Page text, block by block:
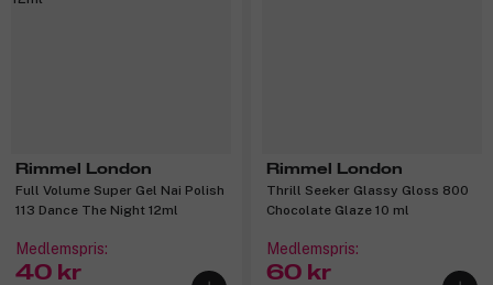
Rimmel London
Full Volume Super Gel Nai Polish
113 Dance The Night 12ml
Medlemspris:
40 kr
Rimmel London
Thrill Seeker Glassy Gloss 800
Chocolate Glaze 10 ml
Medlemspris:
60 kr